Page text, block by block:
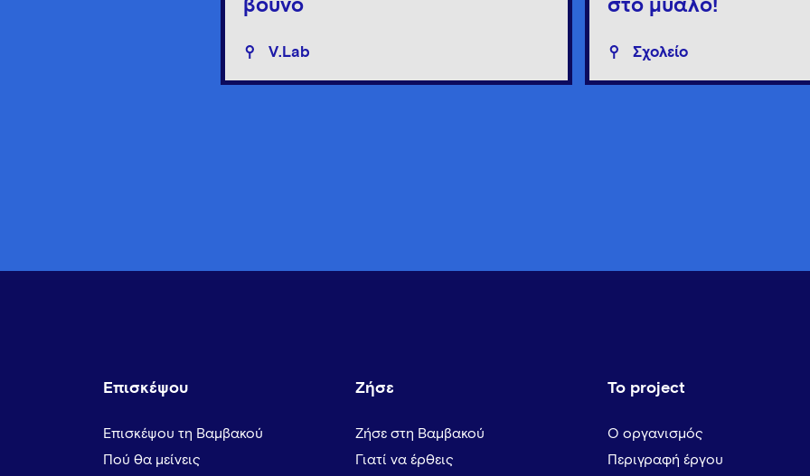
βουνό
V.Lab
στο μυαλό!
Σχολείο
Επισκέψου
Επισκέψου τη Βαμβακού
Πού θα μείνεις
Ζήσε
Ζήσε στη Βαμβακού
Γιατί να έρθεις
Το project
Ο οργανισμός
Περιγραφή έργου